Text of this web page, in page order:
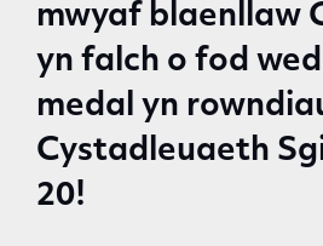
mwyaf blaenllaw
yn falch o fod
medal yn
Cystadleuaeth
20!